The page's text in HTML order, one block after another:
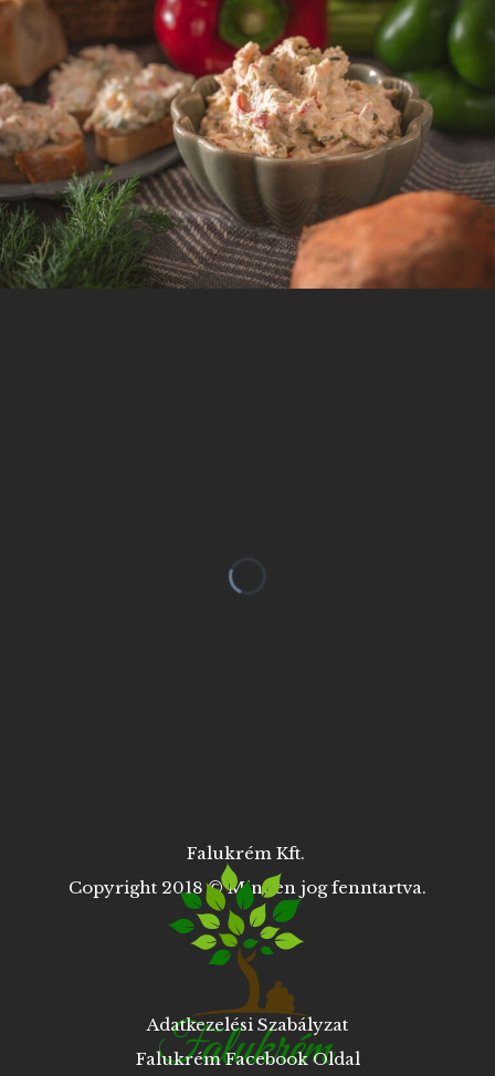
Falukrém Kft.
Copyright 2018 © Minden jog fenntartva.
Adatkezelési Szabályzat
Falukrém Facebook Oldal